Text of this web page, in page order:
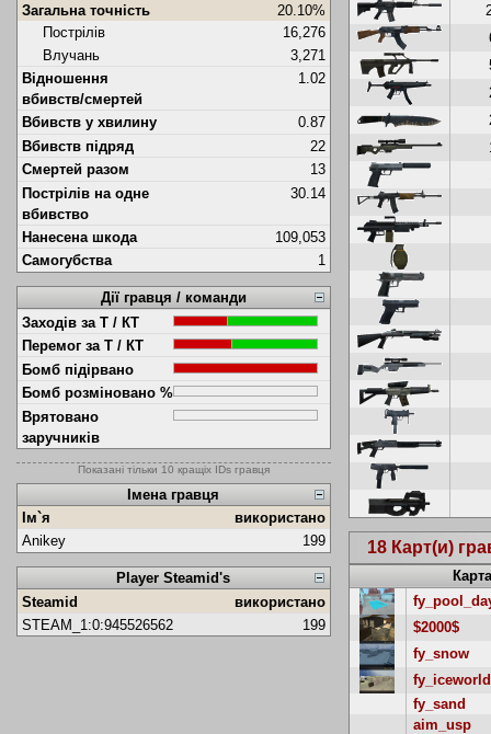
Загальна точність
20.10%
Пострілів
16,276
Влучань
3,271
Відношення
вбивств/смертей
1.02
Вбивств у хвилину
0.87
Вбивств підряд
22
Смертей разом
13
Пострілів на одне
вбивство
30.14
Нанесена шкода
109,053
Самогубства
1
Дії гравця / команди
Заходів за Т / КТ
Перемог за Т / КТ
Бомб підірвано
Бомб розміновано %
Врятовано
заручників
Показані тільки 10 кращіх IDs гравця
Імена гравця
Ім`я
використано
Anikey
199
Player Steamid's
Steamid
використано
STEAM_1:0:945526562
199
18 Карт(и)
$2000$
fy_snow
fy_iceworld
fy_sand
aim_usp